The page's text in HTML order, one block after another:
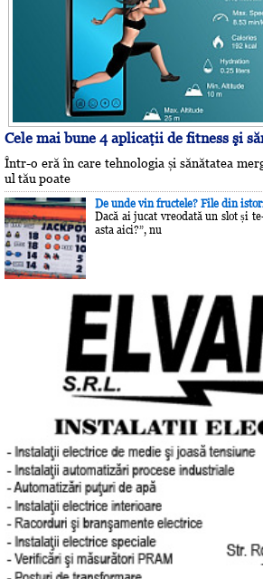
Cele mai bune 4 aplicaţii de fitness şi
Într-o eră în care tehnologia și sănătatea
ul tău poate
De unde vin fructele? File din
Dacă ai jucat vreodată un slot și
asta aici?”, nu